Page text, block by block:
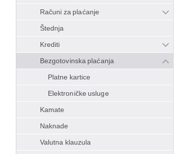
Računi za plaćanje
Štednja
Krediti
Bezgotovinska plaćanja
Platne kartice
Elektroničke usluge
Kamate
Naknade
Valutna klauzula